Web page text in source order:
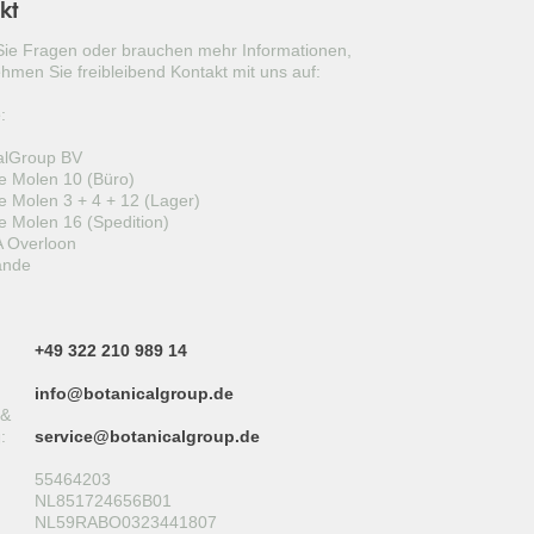
FICUS CARICA
CITRUS LIMON
TAXUS CUSPIDATA
PINUS BREPO
CERCIS SILIQUASTRUM
Fragen oder brauchen mehr Informationen,
Sie freibleibend Kontakt mit uns auf:
BV
Molen 10 (Büro)
Molen 3 + 4 + 12 (Lager)
Molen 16 (Spedition)
Overloon
+49 322 210 989 14
info@botanicalgroup.de
service@botanicalgroup.de
55464203
NL851724656B01
NL59RABO0323441807